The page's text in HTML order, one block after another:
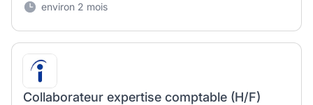
environ 2 mois
Collaborateur expertise comptable (H/F)